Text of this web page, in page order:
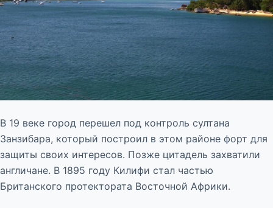
В 19 веке город перешел под контроль султана
Занзибара, который построил в этом районе форт для
защиты своих интересов. Позже цитадель захватили
англичане. В 1895 году Килифи стал частью
Британского протектората Восточной Африки.